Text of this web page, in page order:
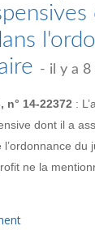
- il y a 8
n° 14-22372 :
dont il a
du
ne la